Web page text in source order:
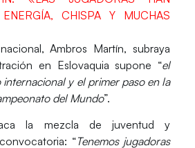
CHISPA Y MUCHAS
Ambros Martín, subraya
en Eslovaquia supone “el
y el primer paso en la
del Mundo”.
la mezcla de juventud y
“Tenemos jugadoras